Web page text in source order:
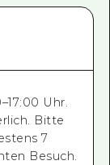
Uhr.
Bitte
7
Besuch.